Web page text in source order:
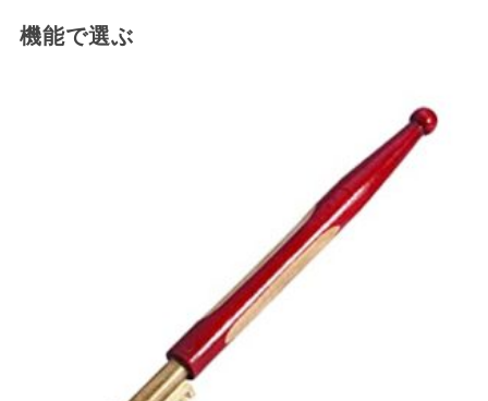
機能で選ぶ